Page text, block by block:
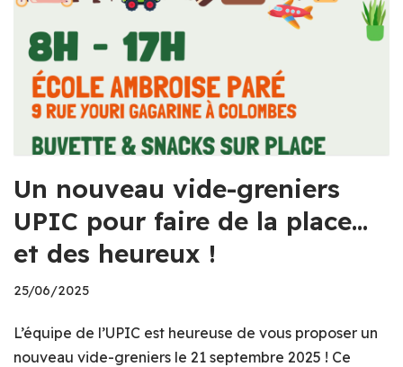
Un nouveau vide-greniers
UPIC pour faire de la place…
et des heureux !
25/06/2025
L’équipe de l’UPIC est heureuse de vous proposer un
nouveau vide-greniers le 21 septembre 2025 ! Ce